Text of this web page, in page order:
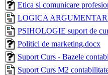
Etica si comunicare
LOGICA
PSIHOLOGIE suport de
Politici de marketing.docx
Suport Curs - Bazele
Suport Curs M2